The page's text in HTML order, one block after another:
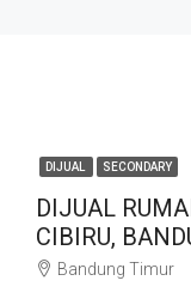
DIJUAL SECONDARY
DIJUAL
CIBIRU,
Bandung Timur